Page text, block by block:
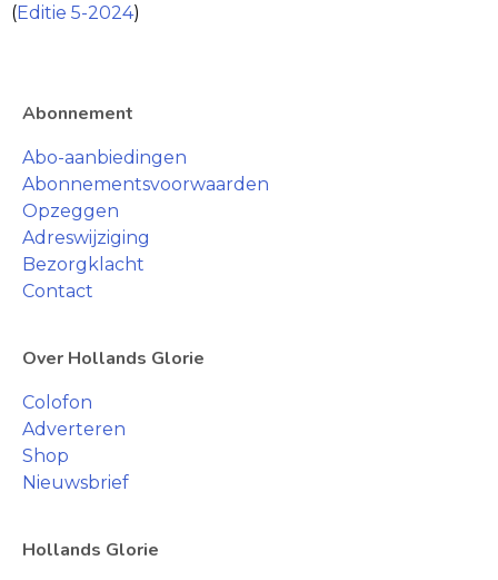
(Editie 5-2024)
Abonnement
Abo-aanbiedingen
Abonnementsvoorwaarden
Opzeggen
Adreswijziging
Bezorgklacht
Contact
Over Hollands Glorie
Colofon
Adverteren
Shop
Nieuwsbrief
Hollands Glorie